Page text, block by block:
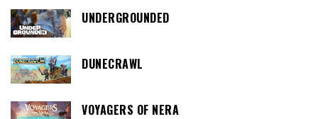
UNDERGROUNDED
DUNECRAWL
VOYAGERS OF NERA